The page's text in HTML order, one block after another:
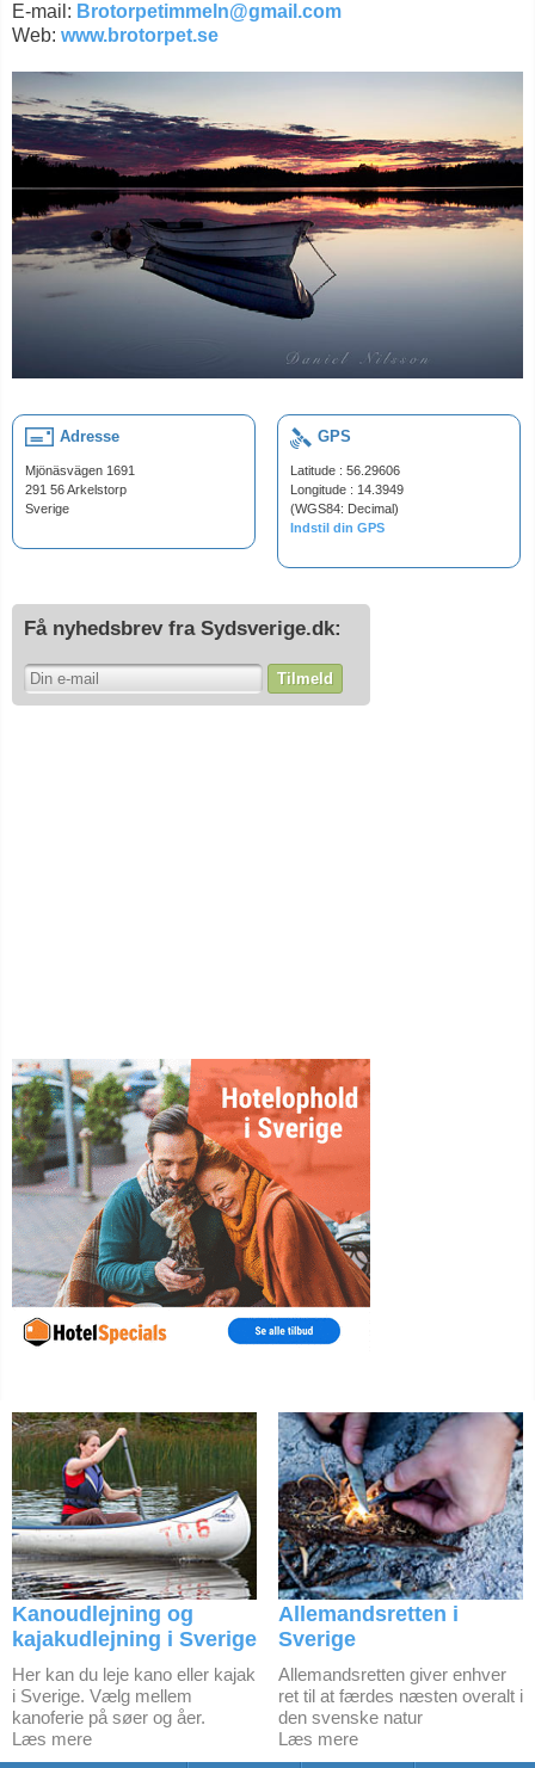
E-mail: Brotorpetimmeln@gmail.com
Web: www.brotorpet.se
Adresse
Mjönäsvägen 1691
291 56 Arkelstorp
Sverige
GPS
Latitude : 56.29606
Longitude : 14.3949
(WGS84: Decimal)
Indstil din GPS
Få nyhedsbrev fra Sydsverige.dk:
Tilmeld
Kanoudlejning og
kajakudlejning i Sverige
Her kan du leje kano eller kajak
i Sverige. Vælg mellem
kanoferie på søer og åer.
Læs mere
Allemandsretten i
Sverige
Allemandsretten giver enhver
ret til at færdes næsten overalt i
den svenske natur
Læs mere